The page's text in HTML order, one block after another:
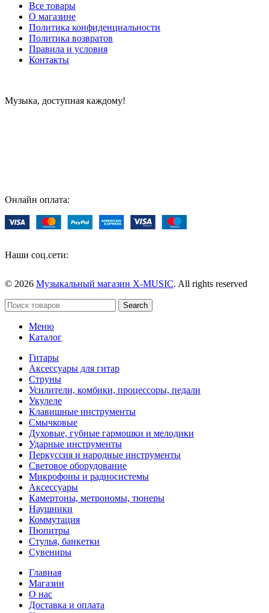
Все товары
О магазине
Политика конфиденциальности
Политика возвратов
Правила и условия
Контакты
Музыка, доступная каждому!
Онлайн оплата:
Наши соц.сети:
© 2026 Музыкальный магазин X-MUSIC. All rights reserved
Search
Меню
Каталог
Гитары
Аксессуары для гитар
Струны
Усилители, комбики, процессоры, педали
Укулеле
Клавишные инструменты
Смычковые
Духовые, губные гармошки и мелодики
Ударные инструменты
Перкуссия и народные инструменты
Световое оборудование
Микрофоны и радиосистемы
Аксессуары
Камертоны, метрономы, тюнеры
Наушники
Коммутация
Пюпитры
Стулья, банкетки
Сувениры
Главная
Магазин
О нас
Доставка и оплата